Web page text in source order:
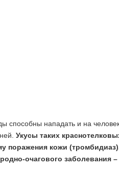
способны нападать и на
Укусы таких
поражения кожи
очагового заболевания